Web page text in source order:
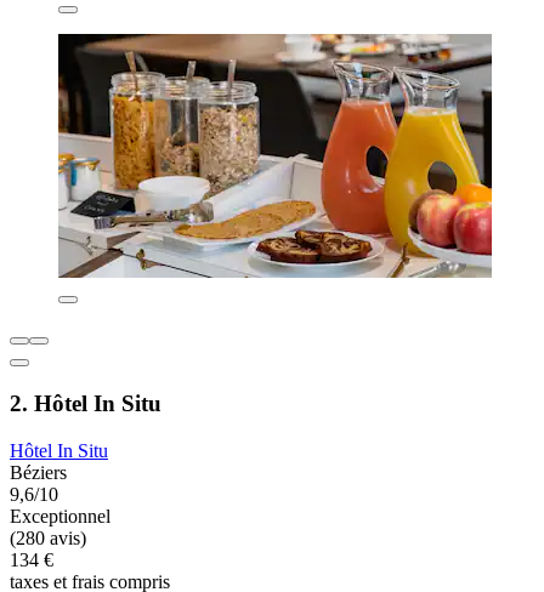
2. Hôtel In Situ
Hôtel In Situ
Béziers
9,6/10
Exceptionnel
(280 avis)
134 €
taxes et frais compris